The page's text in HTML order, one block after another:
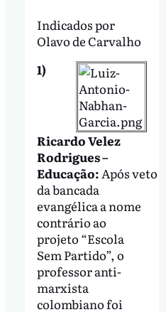
Indicados por
Olavo de Carvalho
1)
Ricardo Velez
Rodrigues –
Educação: Após veto
da bancada
evangélica a nome
contrário ao
projeto “Escola
Sem Partido”, o
professor anti-
marxista
colombiano foi